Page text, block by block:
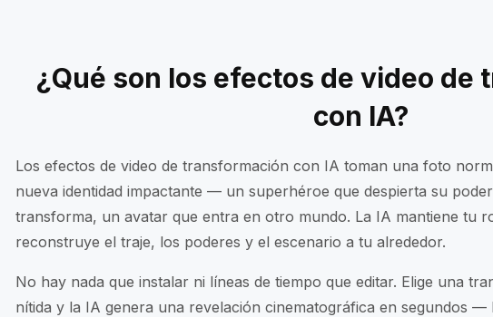
¿Qué son los efectos de video de
con IA?
Los efectos de video de transformación con IA toman una foto
nueva identidad impactante — un superhéroe que despierta su
transforma, un avatar que entra en otro mundo. La IA mantiene tu
reconstruye el traje, los poderes y el escenario a tu alrededor.
No hay nada que instalar ni líneas de tiempo que editar. Elige una
nítida y la IA genera una revelación cinematográfica en segundos